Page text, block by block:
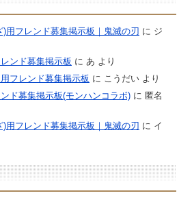
)用フレンド募集掲示板｜鬼滅の刃 に ジ
ンド募集掲示板 に あ より
フレンド募集掲示板 に こうだいより
ド募集掲示板(モンハンコラボ)に 匿名
)用フレンド募集掲示板｜鬼滅の刃 に イ